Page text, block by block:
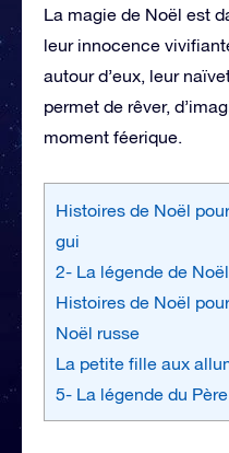
La magie de Noël est
leur innocence
autour d’eux, leur
permet de rêver,
moment féerique.
Histoires de Noël
gui
2- La légende de
Histoires de Noël
Noël russe
La petite fille aux
5- La légende du